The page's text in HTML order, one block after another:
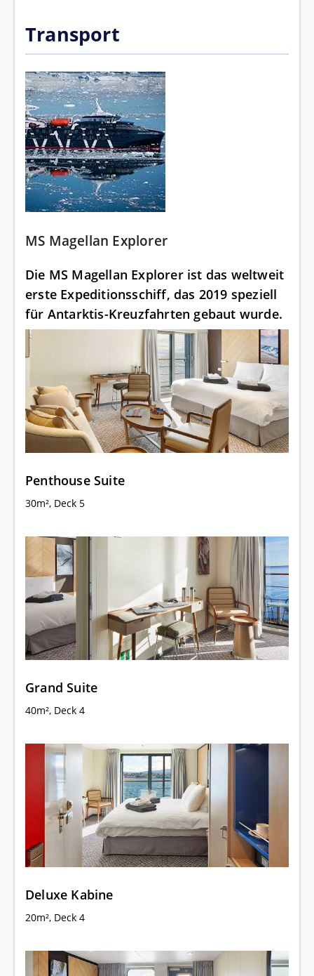
Transport
MS Magellan Explorer
Die MS Magellan Explorer ist das weltweit
erste Expeditionsschiff, das 2019 speziell
für Antarktis-Kreuzfahrten gebaut wurde.
Penthouse Suite
30m², Deck 5
Grand Suite
40m², Deck 4
Deluxe Kabine
20m², Deck 4